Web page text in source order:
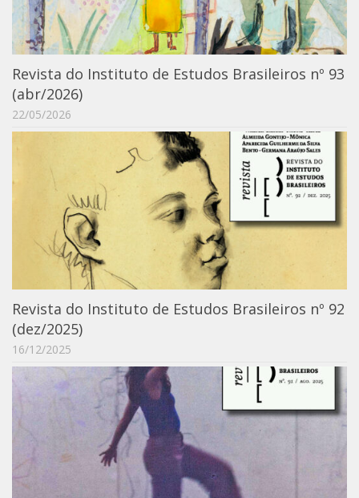
Moraes Silva
Portais
Educação em Fronteiras
Portal de Literatura de Cordel
Ver – Anita Malfatti
Manuel Correia de Andrade
Graduação
Sobre a Graduação
Disciplinas
1° semestre
2° semestre
Aluno Especial
ProgramaUSP 60+
Pós-Graduação
Ingresso – Processo Seletivo
Formulários – Requerimentos
Revista do Instituto de Estudos Brasileiros nº 93
(abr/2026)
22/05/2026
Revista do Instituto de Estudos Brasileiros nº 92
(dez/2025)
16/12/2025